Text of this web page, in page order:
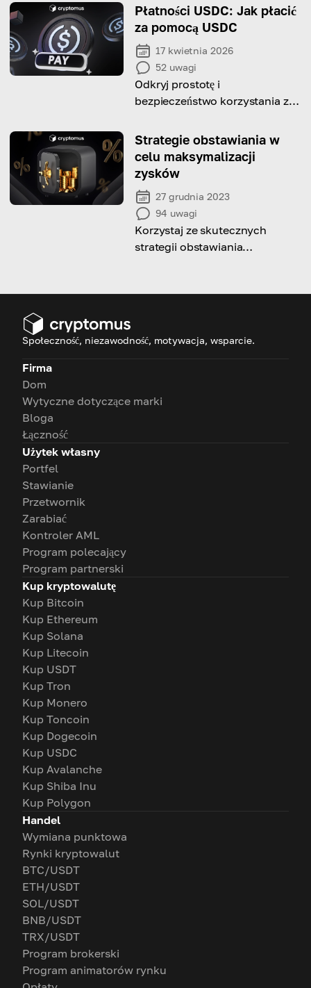
Płatności USDC: Jak płacić
za pomocą USDC
17 kwietnia 2026
52 uwagi
Odkryj prostotę i
bezpieczeństwo korzystania z
świecie transakcji cyfrowych.
Strategie obstawiania w
celu maksymalizacji
zysków
27 grudnia 2023
94 uwagi
Korzystaj ze skutecznych
strategii obstawiania
Społeczność, niezawodność, motywacja, wsparcie.
Firma
Dom
Wytyczne dotyczące marki
Bloga
Łączność
Użytek własny
Portfel
Stawianie
Przetwornik
Zarabiać
Kontroler AML
Program polecający
Program partnerski
Kup kryptowalutę
Kup Bitcoin
Kup Ethereum
Kup Solana
Kup Litecoin
Kup USDT
Kup Tron
Kup Monero
Kup Toncoin
Kup Dogecoin
Kup USDC
Kup Avalanche
Kup Shiba Inu
Kup Polygon
Handel
Wymiana punktowa
Rynki kryptowalut
BTC/USDT
ETH/USDT
SOL/USDT
BNB/USDT
TRX/USDT
Program brokerski
Program animatorów rynku